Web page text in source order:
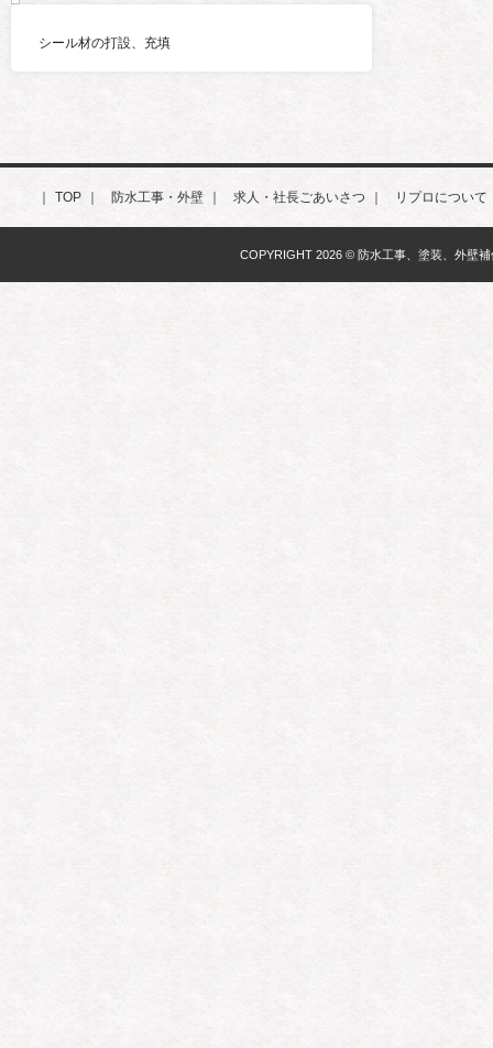
シール材の打設、充填
TOP 防水工事・外壁 求人・社長ごあいさつ リプロについて
COPYRIGHT 2026 © 防水工事、塗装、外壁